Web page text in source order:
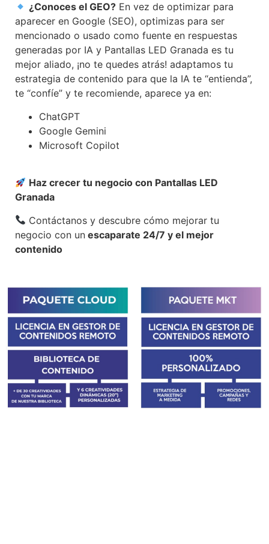
¿Conoces el GEO? En vez de optimizar para
aparecer en Google (SEO), optimizas para ser
mencionado o usado como fuente en respuestas
generadas por IA y Pantallas LED Granada es tu
mejor aliado, ¡no te quedes atrás! adaptamos tu
estrategia de contenido para que la IA te “entienda”,
te “confíe” y te recomiende, aparece ya en:
ChatGPT
Google Gemini
Microsoft Copilot
Haz crecer tu negocio con Pantallas LED
Granada
Contáctanos y descubre cómo mejorar tu
negocio con un escaparate 24/7 y el mejor
contenido